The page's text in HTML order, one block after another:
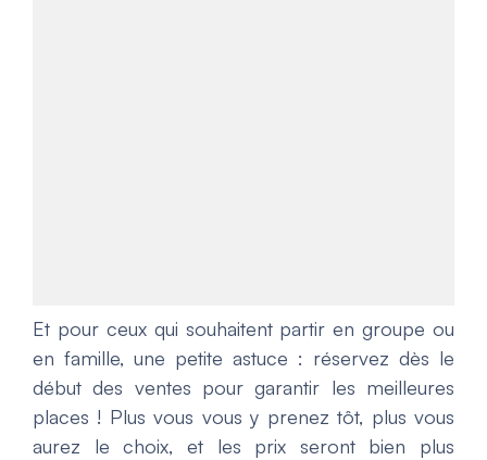
Et pour ceux qui souhaitent partir en groupe ou
en famille, une petite astuce : réservez dès le
début des ventes pour garantir les meilleures
places ! Plus vous vous y prenez tôt, plus vous
aurez le choix, et les prix seront bien plus